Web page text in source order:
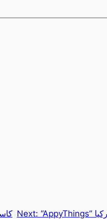
Next: “AppyThings” توسّع أعمالها في الشرق الأوسط وتركيا